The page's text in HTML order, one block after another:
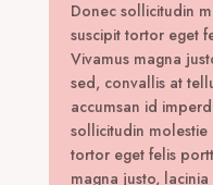
Donec sollicitudin
suscipit tortor eget
Vivamus magna
sed, convallis at
accumsan id
sollicitudin molestie
tortor eget felis
magna justo,